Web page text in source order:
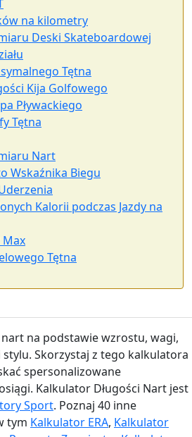
na kilometry
Deski Skateboardowej
Tętna
Kija Golfowego
Pływackiego
Tętna
Nart
Wskaźnika Biegu
Kalorii podczas Jazdy na
Max
Tętna
nart na podstawie wzrostu, wagi,
Skorzystaj z tego kalkulatora
spersonalizowane
Kalkulator Długości Nart jest
Sport. Poznaj 40 inne
tym Kalkulator ERA, Kalkulator